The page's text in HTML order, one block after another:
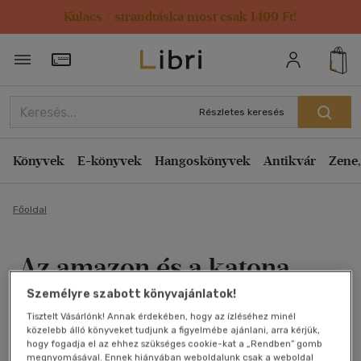
Kulacs / strandtáska most csak 1499 Ft!
Törzsvásárlói Kártya adatai
Részletes keresés
Könyvek E-könyvek Hangoskönyvek Antikvár
Főoldal
Az amazon és a katona
Mary Jo Putney
Antikvár könyv (3db)
Személyre szabott könyvajánlatok!
Tisztelt Vásárlónk! Annak érdekében, hogy az ízléséhez minél
közelebb álló könyveket tudjunk a figyelmébe ajánlani, arra kérjük,
hogy fogadja el az ehhez szükséges cookie-kat a „Rendben” gomb
megnyomásával. Ennek hiányában weboldalunk csak a weboldal